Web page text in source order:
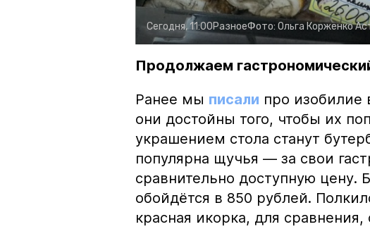
Сегодня, 11:00РазноеФото: Ольга Корженко
Продолжаем
Ранее мы писали про изобилие
они достойны того, чтобы их
украшением стола станут
популярна щучья — за свои
сравнительно доступную цену.
обойдётся в 850 рублей.
красная икорка, для